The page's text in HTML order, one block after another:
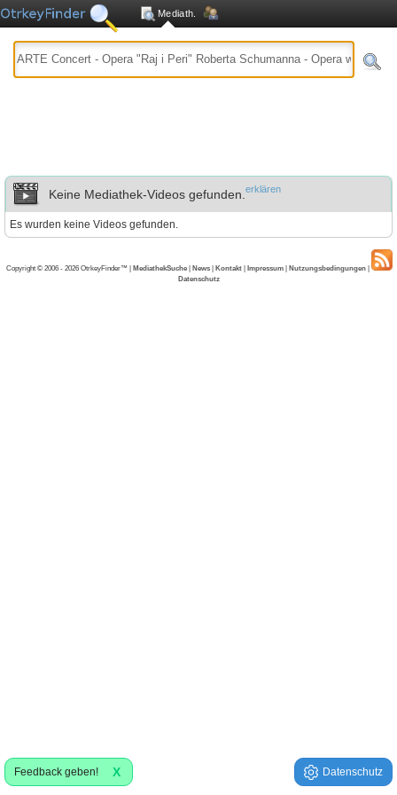
Mediath.
Keine Mediathek-Videos gefunden. erklären
Es wurden keine Videos gefunden.
Copyright © 2006 - 2026 OtrkeyFinder™ | MediathekSuche | News | Kontakt | Impressum | Nutzungsbedingungen |
Datenschutz
Feedback geben! X Datenschutz